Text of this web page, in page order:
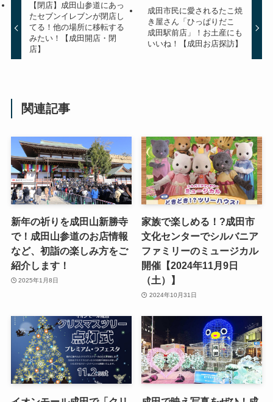
【閉店】成田山参道にあっ
たセブンイレブンが閉店し
てる！他の場所に移転する
みたい！【成田開店・閉
店】
成田市民に愛されるたこ焼
き屋さん「ひっぱりだこ
成田駅前店」！お土産にも
いいね！【成田お店探訪】
関連記事
新年の祈りを成田山新勝寺
で！成田山参道のお店情報
など、初詣の楽しみ方をご
紹介します！
2025年1月8日
家族で楽しめる！?成田市
文化センターでシルバニア
ファミリーのミュージカル
開催【2024年11月9日
（土）】
2024年10月31日